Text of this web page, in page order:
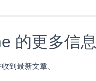
的更多信息
到最新文章。